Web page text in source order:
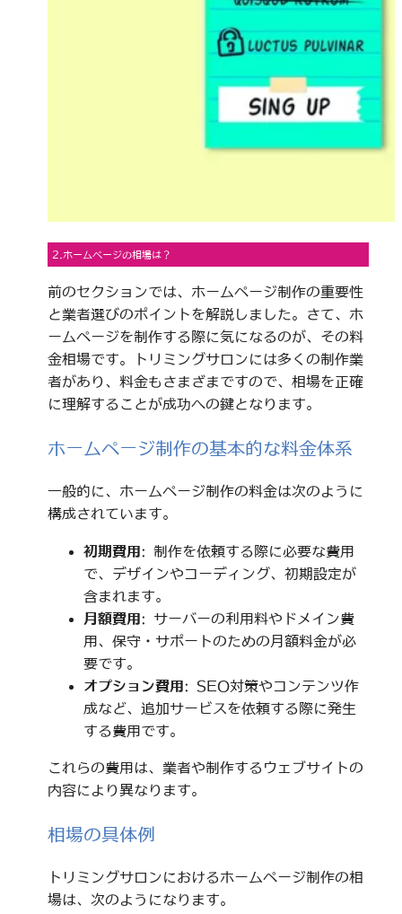
2.ホームページの相場は？
前のセクションでは、ホームページ制作の重要性
と業者選びのポイントを解説しました。さて、ホ
ームページを制作する際に気になるのが、その料
金相場です。トリミングサロンには多くの制作業
者があり、料金もさまざまですので、相場を正確
に理解することが成功への鍵となります。
ホームページ制作の基本的な料金体系
一般的に、ホームページ制作の料金は次のように
構成されています。
初期費用: 制作を依頼する際に必要な費用
で、デザインやコーディング、初期設定が
含まれます。
月額費用: サーバーの利用料やドメイン費
用、保守・サポートのための月額料金が必
要です。
オプション費用: SEO対策やコンテンツ作
成など、追加サービスを依頼する際に発生
する費用です。
これらの費用は、業者や制作するウェブサイトの
内容により異なります。
相場の具体例
トリミングサロンにおけるホームページ制作の相
場は、次のようになります。